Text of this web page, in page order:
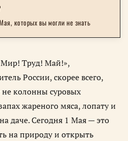
которых вы могли не знать
Труд! Май!»,
России, скорее всего,
не колонны суровых
жареного мяса, лопату и
даче. Сегодня 1 Мая — это
на природу и открыть